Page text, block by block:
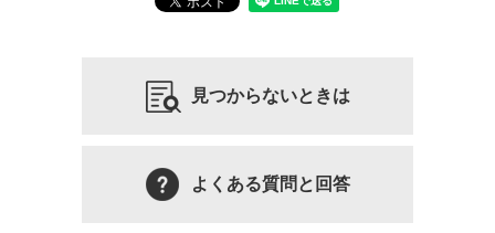
見つからないときは
よくある質問と回答